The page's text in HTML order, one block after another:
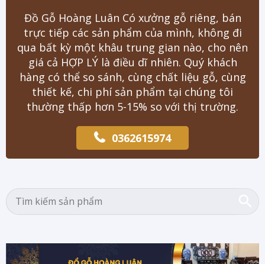
Đồ Gỗ Hoàng Luân Có xưởng gỗ riêng, bán
trực tiếp các sản phẩm của mình, không đi
qua bất kỳ một khâu trung gian nào, cho nên
giá cả HỢP LÝ là điều dĩ nhiên. Quý khách
hàng có thể so sánh, cùng chất liệu gỗ, cùng
thiết kế, chi phí sản phẩm tại chúng tôi
thường thấp hơn 5-15% so với thị trường.
0362615974